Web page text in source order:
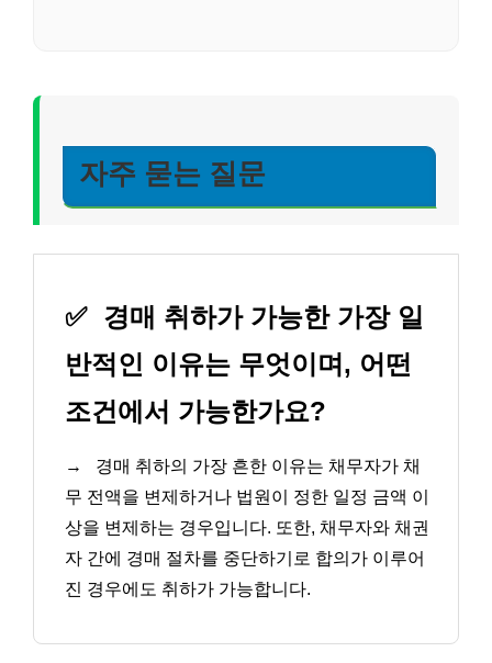
자주 묻는 질문
✅ 경매 취하가 가능한 가장 일
반적인 이유는 무엇이며, 어떤
조건에서 가능한가요?
→
경매 취하의 가장 흔한 이유는 채무자가 채
무 전액을 변제하거나 법원이 정한 일정 금액 이
상을 변제하는 경우입니다. 또한, 채무자와 채권
자 간에 경매 절차를 중단하기로 합의가 이루어
진 경우에도 취하가 가능합니다.